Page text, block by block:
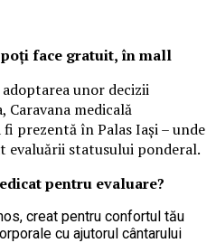
face gratuit, în mall
unor decizii
medicală
fi prezentă în Palas Iași – unde
evaluării statusului ponderal.
pentru evaluare?
creat pentru confortul tău
cu ajutorul cântarului